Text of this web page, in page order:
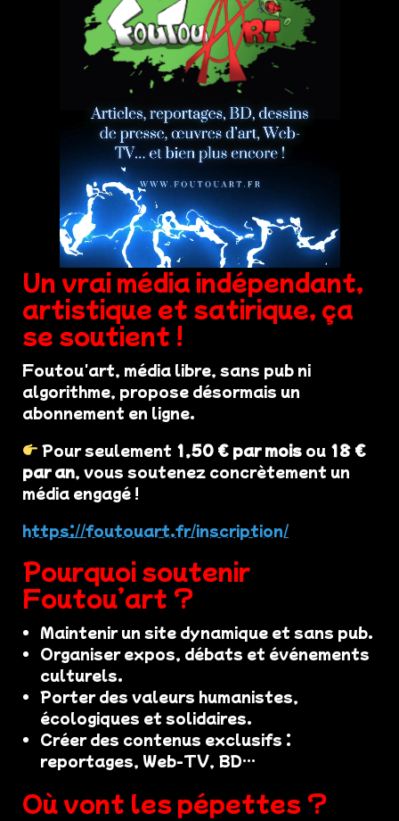
Un vrai média indépendant,
artistique et satirique, ça
se soutient !
Foutou'art, média libre, sans pub ni
algorithme, propose désormais un
abonnement en ligne.
Pour seulement 1,50 € par mois ou 18 €
par an, vous soutenez concrètement un
média engagé !
https://foutouart.fr/inscription/
Pourquoi soutenir
Foutou’art ?
Maintenir un site dynamique et sans pub.
Organiser expos, débats et événements
culturels.
Porter des valeurs humanistes,
écologiques et solidaires.
Créer des contenus exclusifs :
reportages, Web-TV, BD…
Où vont les pépettes ?